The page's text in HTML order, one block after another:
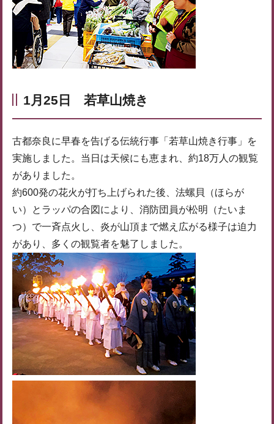
1月25日 若草山焼き
古都奈良に早春を告げる伝統行事「若草山焼き行事」を
実施しました。当日は天候にも恵まれ、約18万人の観覧
がありました。
約600発の花火が打ち上げられた後、法螺貝（ほらが
い）とラッパの合図により、消防団員が松明（たいま
つ）で一斉点火し、炎が山頂まで燃え広がる様子は迫力
があり、多くの観覧者を魅了しました。